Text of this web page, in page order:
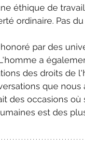
éthique de
ordinaire. Pas
par des
a
des droits de
que nous
des occasions où
est des